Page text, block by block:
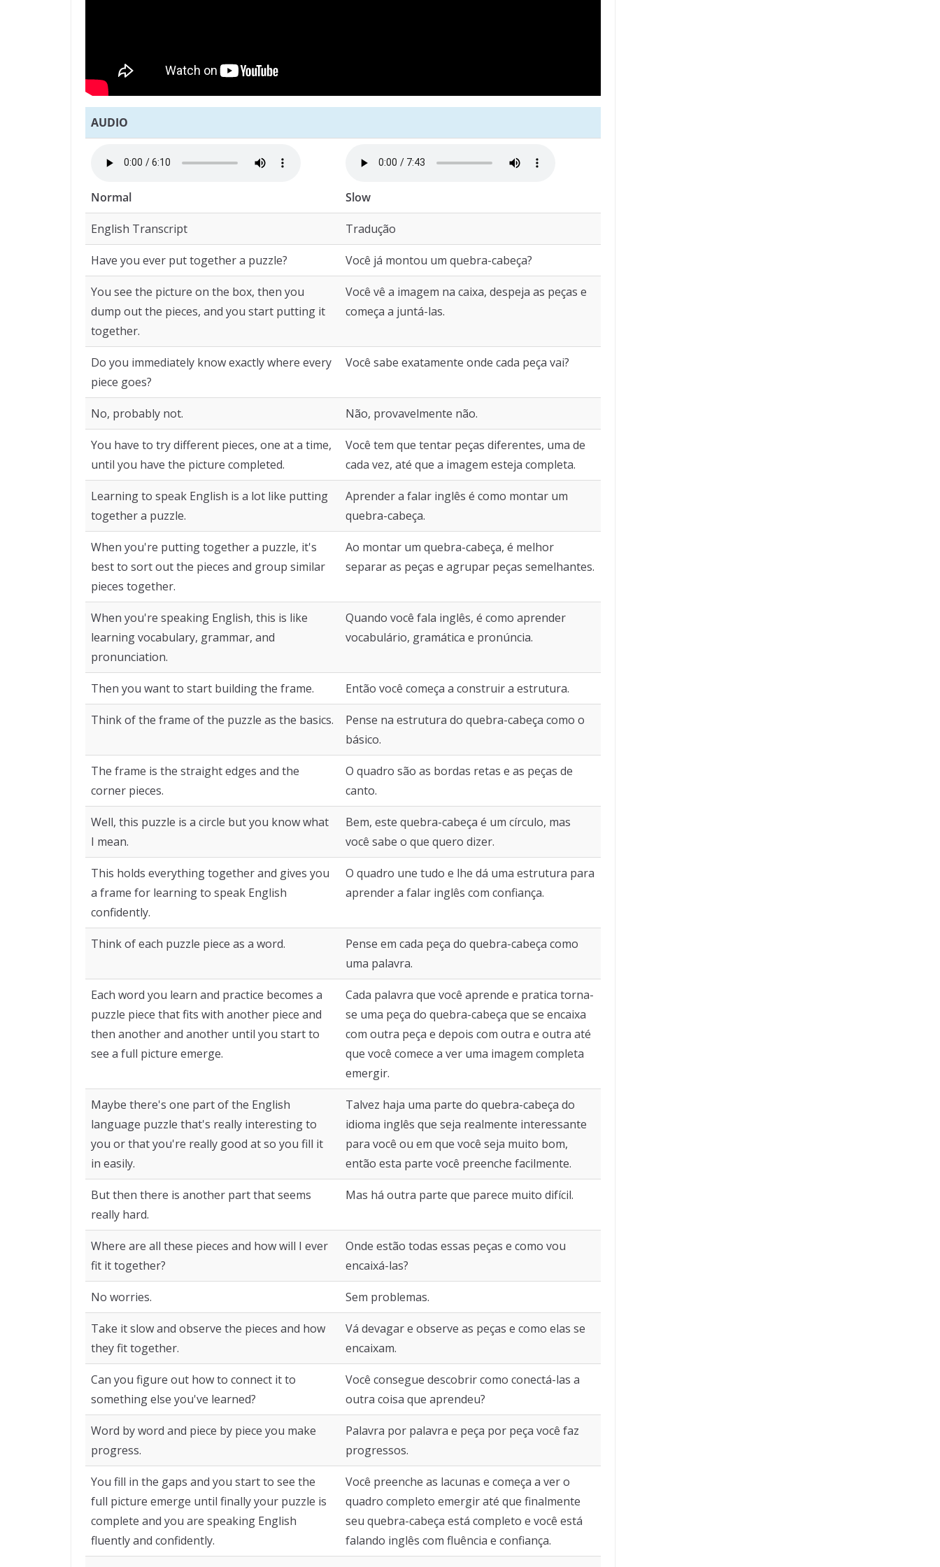
AUDIO
Normal Slow
English Transcript Tradução
Have you ever put together a puzzle? Você já montou um quebra-cabeça?
You see the picture on the box, then you
dump out the pieces, and you start putting it
together.
Você vê a imagem na caixa, despeja as peças e
começa a juntá-las.
Do you immediately know exactly where every
piece goes?
Você sabe exatamente onde cada peça vai?
No, probably not. Não, provavelmente não.
You have to try different pieces, one at a time,
until you have the picture completed.
Você tem que tentar peças diferentes, uma de
cada vez, até que a imagem esteja completa.
Learning to speak English is a lot like putting
together a puzzle.
Aprender a falar inglês é como montar um
quebra-cabeça.
When you're putting together a puzzle, it's
best to sort out the pieces and group similar
pieces together.
Ao montar um quebra-cabeça, é melhor
separar as peças e agrupar peças semelhantes.
When you're speaking English, this is like
learning vocabulary, grammar, and
pronunciation.
Quando você fala inglês, é como aprender
vocabulário, gramática e pronúncia.
Then you want to start building the frame. Então você começa a construir a estrutura.
Think of the frame of the puzzle as the basics.
Pense na estrutura do quebra-cabeça como o
básico.
The frame is the straight edges and the
corner pieces.
O quadro são as bordas retas e as peças de
canto.
Well, this puzzle is a circle but you know what
I mean.
Bem, este quebra-cabeça é um círculo, mas
você sabe o que quero dizer.
This holds everything together and gives you
a frame for learning to speak English
confidently.
O quadro une tudo e lhe dá uma estrutura para
aprender a falar inglês com confiança.
Think of each puzzle piece as a word.
Pense em cada peça do quebra-cabeça como
uma palavra.
Each word you learn and practice becomes a
puzzle piece that fits with another piece and
then another and another until you start to
see a full picture emerge.
Cada palavra que você aprende e pratica torna-
se uma peça do quebra-cabeça que se encaixa
com outra peça e depois com outra e outra até
que você comece a ver uma imagem completa
emergir.
Maybe there's one part of the English
language puzzle that's really interesting to
you or that you're really good at so you fill it
in easily.
Talvez haja uma parte do quebra-cabeça do
idioma inglês que seja realmente interessante
para você ou em que você seja muito bom,
então esta parte você preenche facilmente.
But then there is another part that seems
really hard.
Mas há outra parte que parece muito difícil.
Where are all these pieces and how will I ever
fit it together?
Onde estão todas essas peças e como vou
encaixá-las?
No worries. Sem problemas.
Take it slow and observe the pieces and how
they fit together.
Vá devagar e observe as peças e como elas se
encaixam.
Can you figure out how to connect it to
something else you've learned?
Você consegue descobrir como conectá-las a
outra coisa que aprendeu?
Word by word and piece by piece you make
progress.
Palavra por palavra e peça por peça você faz
progressos.
You fill in the gaps and you start to see the
full picture emerge until finally your puzzle is
complete and you are speaking English
fluently and confidently.
Você preenche as lacunas e começa a ver o
quadro completo emergir até que finalmente
seu quebra-cabeça está completo e você está
falando inglês com fluência e confiança.